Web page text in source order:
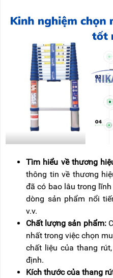
Tìm hiểu về thương
thông tin về thương
đã có bao lâu trong
dòng sản phẩm nổi
v.v.
Chất lượng sản phẩm:
nhất trong việc chọn
chất liệu của thang
định.
Kích thước của thang